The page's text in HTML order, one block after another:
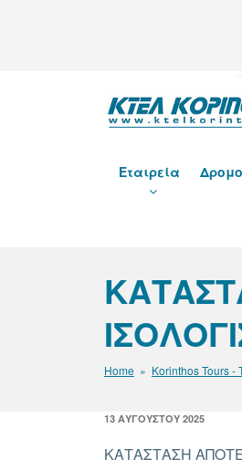
Εταιρεία
Home » Korinthos Tours
ΔΗΜΟΣΙΕΎΤΗΚΕ
13 ΑΥΓΟΎΣΤΟΥ 2025
ΚΑΤΑΣΤΑΣΗ